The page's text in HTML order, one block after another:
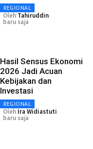
REGIONAL
Oleh Tahiruddin
baru saja
Hasil Sensus Ekonomi
2026 Jadi Acuan
Kebijakan dan
Investasi
REGIONAL
Oleh Ira Widiastuti
baru saja